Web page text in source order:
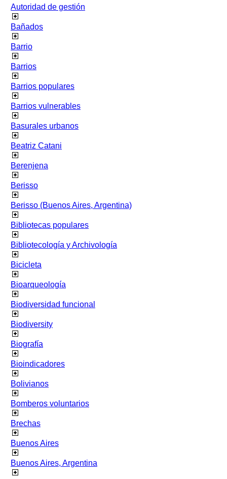
Autoridad de gestión
Bañados
Barrio
Barrios
Barrios populares
Barrios vulnerables
Basurales urbanos
Beatriz Catani
Berenjena
Berisso
Berisso (Buenos Aires, Argentina)
Bibliotecas populares
Bibliotecología y Archivología
Bicicleta
Bioarqueología
Biodiversidad funcional
Biodiversity
Biografía
Bioindicadores
Bolivianos
Bomberos voluntarios
Brechas
Buenos Aires
Buenos Aires, Argentina